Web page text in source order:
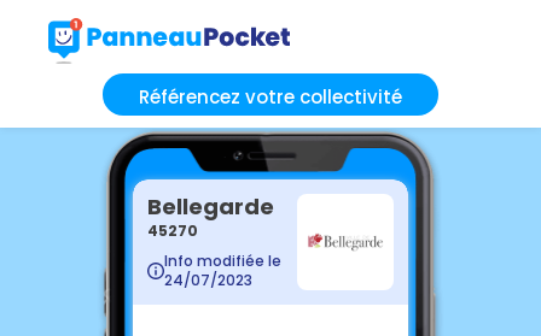
Référencez votre collectivité
Bellegarde
45270
Info modifiée le
24/07/2023